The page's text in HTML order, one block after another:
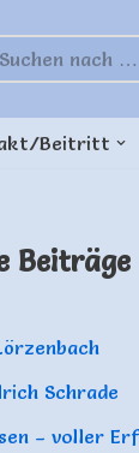
Beitritt
Beiträge
Schrade
– voller